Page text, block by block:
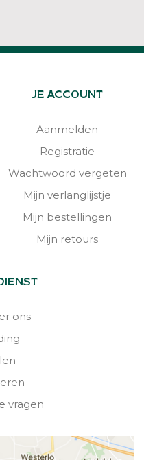
JE ACCOUNT
Aanmelden
Registratie
Wachtwoord vergeten
Mijn verlanglijstje
Mijn bestellingen
Mijn retours
ons
vragen